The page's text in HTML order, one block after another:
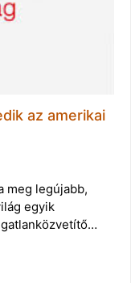
az amerikai
meg legújabb,
egyik